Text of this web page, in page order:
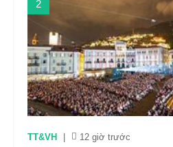
2
TT&VH 12 giờ trước